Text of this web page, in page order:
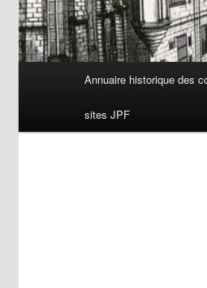
principal
Annuaire historique des
sites JPF